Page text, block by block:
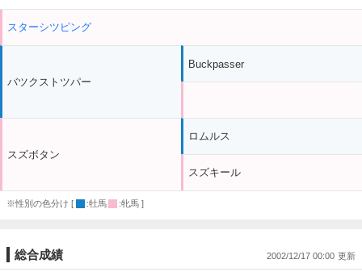
スターシツピング
バツクストツパー
スズボタン
Buckpasser
ロムルス
スズキール
※性別の色分け [ :牡馬 :牝馬 ]
総合成績 2002/12/17 00:00